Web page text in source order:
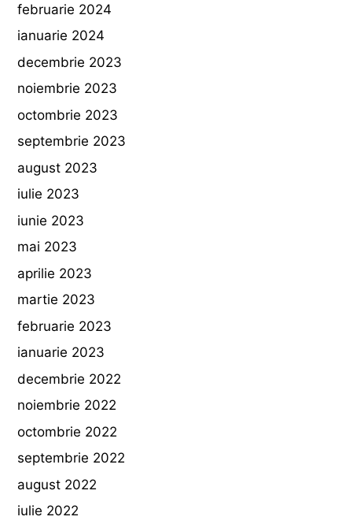
februarie 2024
ianuarie 2024
decembrie 2023
noiembrie 2023
octombrie 2023
septembrie 2023
august 2023
iulie 2023
iunie 2023
mai 2023
aprilie 2023
martie 2023
februarie 2023
ianuarie 2023
decembrie 2022
noiembrie 2022
octombrie 2022
septembrie 2022
august 2022
iulie 2022